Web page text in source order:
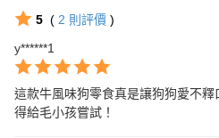
5 ( 2 則評價 )
y******1
這款牛風味狗零食真是讓狗狗愛不
得給毛小孩嘗試！